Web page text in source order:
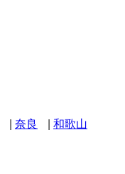
奈良 和歌山